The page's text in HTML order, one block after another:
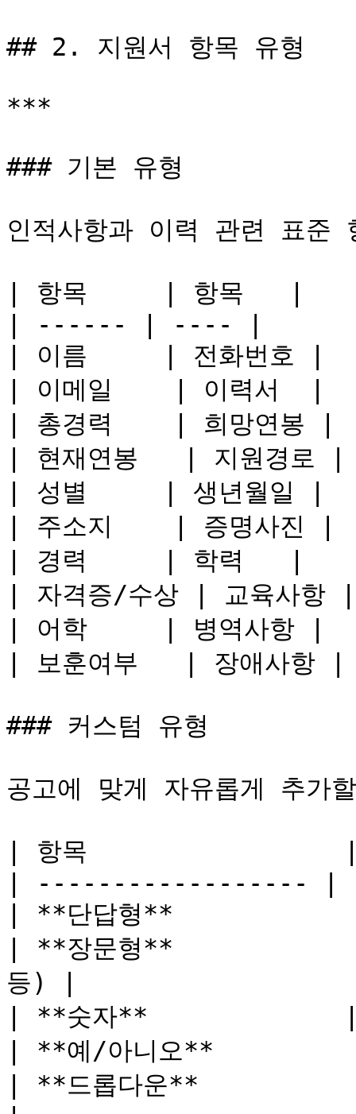
## 2. 지원서 항목 유형
***
### 기본 유형
인적사항과 이력 관련 표준
| 항목     | 항목   |
| ------ | ---- |
| 이름     | 전화번호 |
| 이메일    | 이력서  |
| 총경력    | 희망연봉 |
| 현재연봉   | 지원경로 |
| 성별     | 생년월일 |
| 주소지    | 증명사진 |
| 경력     | 학력   |
| 자격증/수상 | 교육사항 |
| 어학     | 병역사항 |
| 보훈여부   | 장애사항 |
### 커스텀 유형
공고에 맞게 자유롭게 추가
| 항목
| ------------------
| **단답형**
| **장문형**            |
등) |
| **숫자**
| **예/아니오**
| **드롭다운**           |